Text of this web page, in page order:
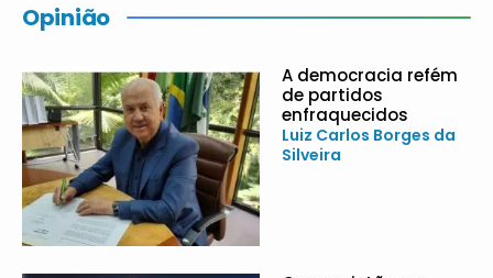
Opinião
A democracia refém
de partidos
enfraquecidos
Luiz Carlos Borges da
Silveira